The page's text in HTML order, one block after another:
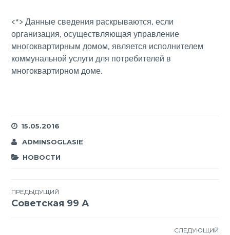
<*> Данные сведения раскрываются, если
организация, осуществляющая управление
многоквартирным домом, является исполнителем
коммунальной услуги для потребителей в
многоквартирном доме.
15.05.2016
ADMINSOGLASIE
НОВОСТИ
Навигация
ПРЕДЫДУЩИЙ
Советская 99 А
СЛЕДУЮЩИЙ